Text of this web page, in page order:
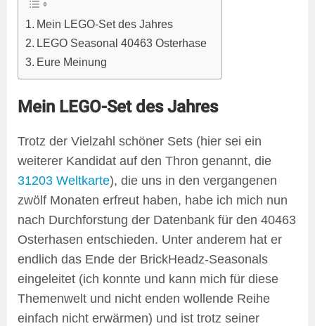
Mein LEGO-Set des Jahres
LEGO Seasonal 40463 Osterhase
Eure Meinung
Mein LEGO-Set des Jahres
Trotz der Vielzahl schöner Sets (hier sei ein
weiterer Kandidat auf den Thron genannt, die
31203 Weltkarte), die uns in den vergangenen
zwölf Monaten erfreut haben, habe ich mich nun
nach Durchforstung der Datenbank für den 40463
Osterhasen entschieden. Unter anderem hat er
endlich das Ende der BrickHeadz-Seasonals
eingeleitet (ich konnte und kann mich für diese
Themenwelt und nicht enden wollende Reihe
einfach nicht erwärmen) und ist trotz seiner